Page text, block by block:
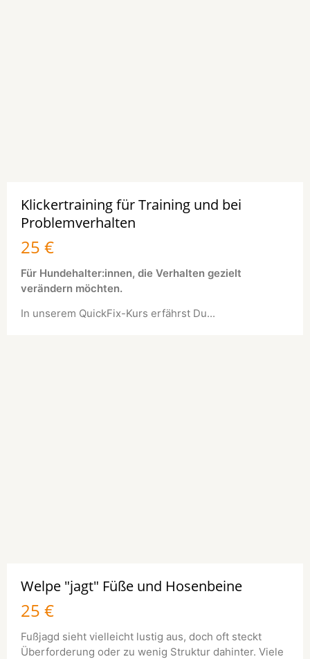
Klickertraining für Training und bei
Problemverhalten
25 €
Für Hundehalter:innen, die Verhalten gezielt
verändern möchten.
In unserem QuickFix-Kurs erfährst Du...
Welpe "jagt" Füße und Hosenbeine
25 €
Fußjagd sieht vielleicht lustig aus, doch oft steckt
Überforderung oder zu wenig Struktur dahinter. Viele